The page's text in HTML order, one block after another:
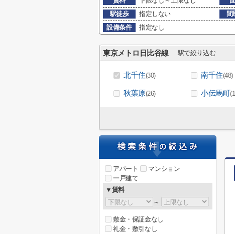
駅徒歩
指定しない 間
設備条件
指定なし
東京メトロ日比谷線 駅で絞り込む
北千住(30) 南千住(48)
秋葉原(26) 小伝馬町
アパート
マンション
一戸建て
▼賃料
～
敷金・保証金なし
礼金・敷引なし